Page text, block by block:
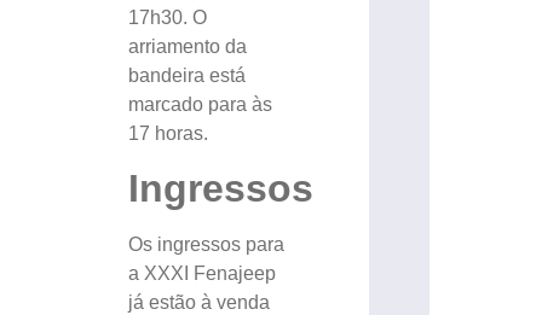
17h30. O
arriamento da
bandeira está
marcado para às
17 horas.
Ingressos
Os ingressos para
a XXXI Fenajeep
já estão à venda